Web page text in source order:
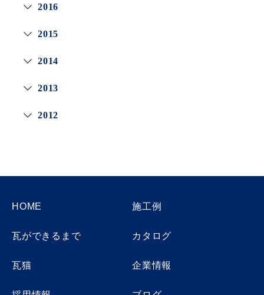
2016
2015
2014
2013
2012
HOME 施工例
瓦ができるまで カタログ
瓦猫 企業情報